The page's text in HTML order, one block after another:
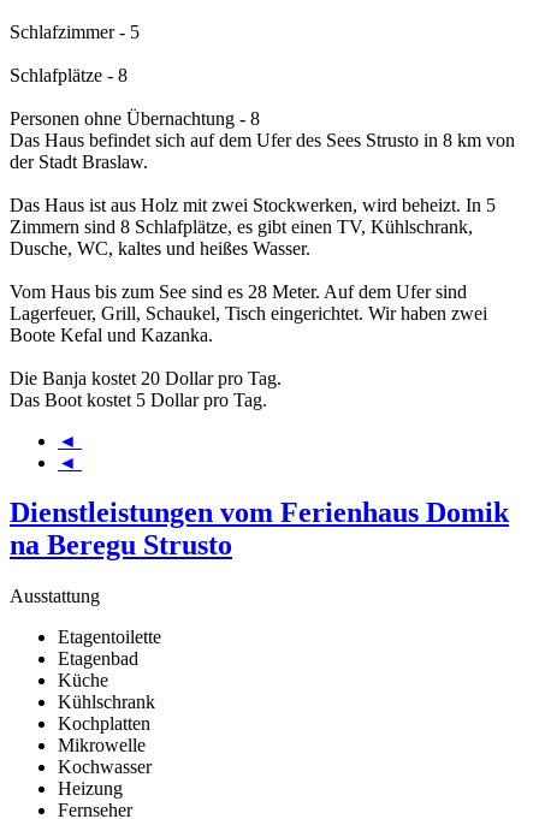
Schlafzimmer - 5
Schlafplätze - 8
Personen ohne Übernachtung - 8
Das Haus befindet sich auf dem Ufer des Sees Strusto in 8 km von
der Stadt Braslaw.
Das Haus ist aus Holz mit zwei Stockwerken, wird beheizt. In 5
Zimmern sind 8 Schlafplätze, es gibt einen TV, Kühlschrank,
Dusche, WC, kaltes und heißes Wasser.
Vom Haus bis zum See sind es 28 Meter. Auf dem Ufer sind
Lagerfeuer, Grill, Schaukel, Tisch eingerichtet. Wir haben zwei
Boote Kefal und Kazanka.
Die Banja kostet 20 Dollar pro Tag.
Das Boot kostet 5 Dollar pro Tag.
◄
◄
Dienstleistungen vom Ferienhaus Domik
na Beregu Strusto
Ausstattung
Etagentoilette
Etagenbad
Küche
Kühlschrank
Kochplatten
Mikrowelle
Kochwasser
Heizung
Fernseher